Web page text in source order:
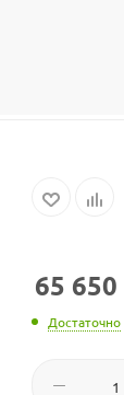
65 650
Достаточно